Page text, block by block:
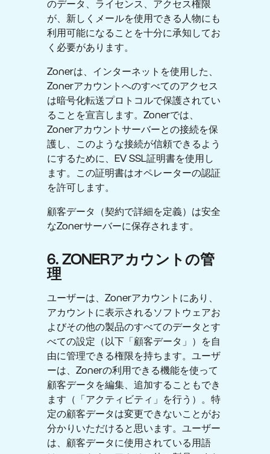
のデータ、ライセンス、アクセス権限
が、新しくメールを使用できる人物にも
利用可能になることを十分に承知してお
く必要があります。
Zonerは、インターネットを使用した、
Zonerアカウントへのすべてのアクセス
は暗号化転送プロトコルで保護されてい
ることを宣言します。Zonerでは、
Zonerアカウントサーバーとの接続を保
護し、このような接続が信頼できるよう
にするために、EV SSL証明書を使用し
ます。この証明書はオペレーターの認証
を許可します。
顧客データ（契約で詳細を定義）は安全
なZonerサーバーに保存されます。
6. ZONERアカウントの管
理
ユーザーは、Zonerアカウントにあり、
アカウントに表示されるソフトウェアお
よびその他の製品のすべてのデータとす
べての設定（以下「顧客データ」）を自
由に管理できる権限を持ちます。ユーザ
ーは、Zonerの利用できる機能を使って
顧客データを編集、追加することもでき
ます（「アクティビティ」を行う）。特
定の顧客データは変更できないことがお
分かりいただけると思います。ユーザー
は、顧客データに使用されている用語